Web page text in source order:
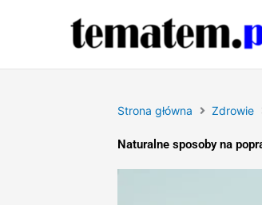
Strona główna Zdrowie
Naturalne sposoby na